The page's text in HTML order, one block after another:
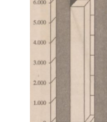
Auflösung
Fußnote